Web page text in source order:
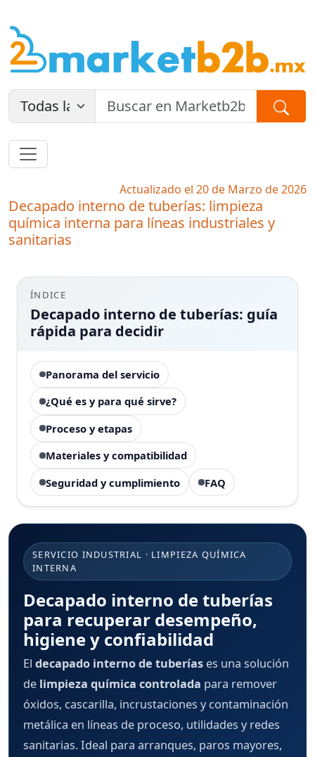
Actualizado el 20 de Marzo de 2026
Decapado interno de tuberías: limpieza
química interna para líneas industriales y
sanitarias
ÍNDICE
Decapado interno de tuberías: guía
rápida para decidir
Panorama del servicio
¿Qué es y para qué sirve?
Proceso y etapas
Materiales y compatibilidad
Seguridad y cumplimiento
FAQ
SERVICIO INDUSTRIAL · LIMPIEZA QUÍMICA
INTERNA
Decapado interno de tuberías
para recuperar desempeño,
higiene y confiabilidad
El decapado interno de tuberías es una solución
de limpieza química controlada para remover
óxidos, cascarilla, incrustaciones y contaminación
metálica en líneas de proceso, utilidades y redes
sanitarias. Ideal para arranques, paros mayores,